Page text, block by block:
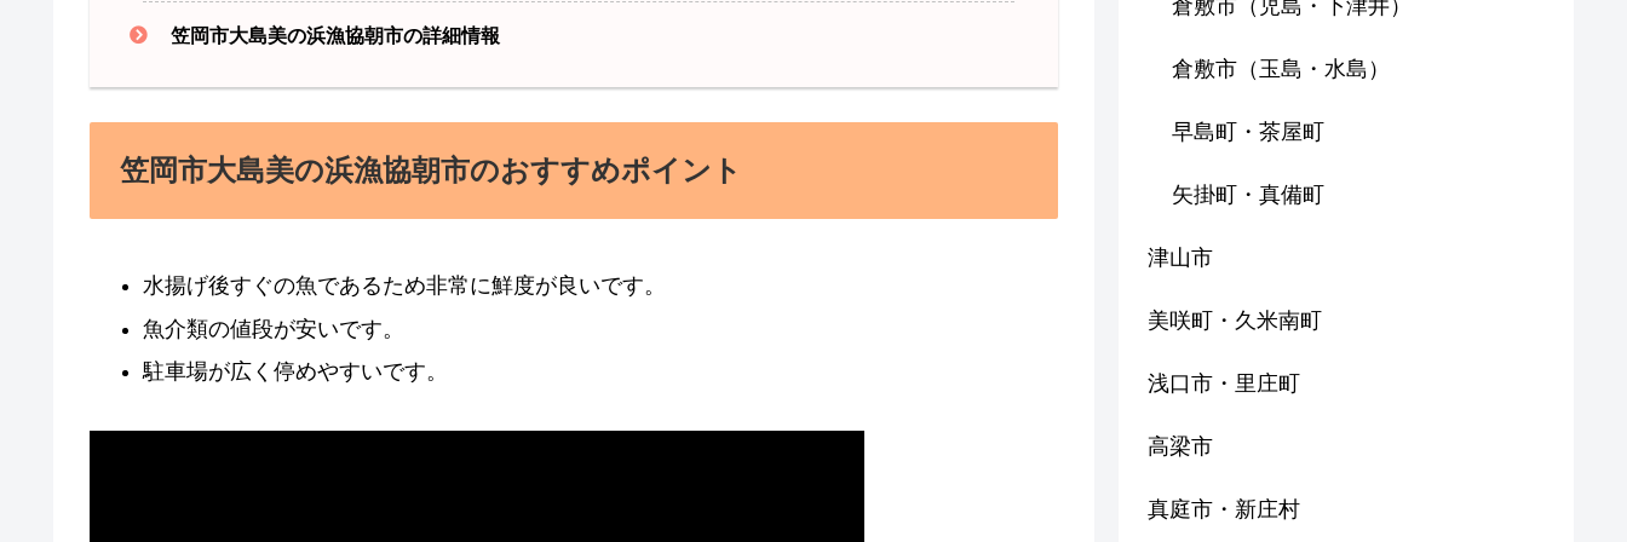
笠岡市大島美の浜漁協朝市の詳細情報
笠岡市大島美の浜漁協朝市のおすすめポイント
水揚げ後すぐの魚であるため非常に鮮度が良いです。
魚介類の値段が安いです。
駐車場が広く停めやすいです。
倉敷市（児島・下津井）
倉敷市（玉島・水島）
早島町・茶屋町
矢掛町・真備町
津山市
美咲町・久米南町
浅口市・里庄町
高梁市
真庭市・新庄村